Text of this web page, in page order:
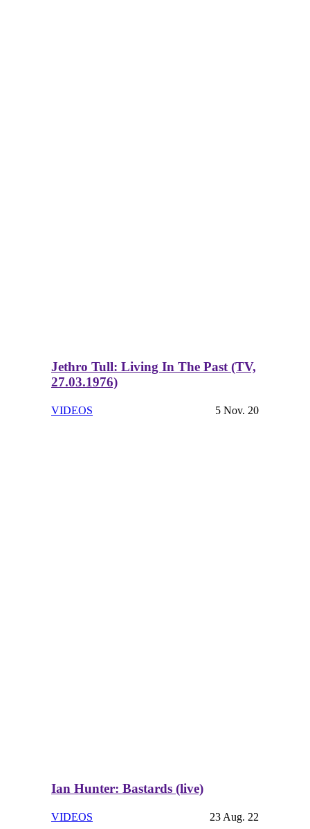
Jethro Tull: Living In The Past (TV,
27.03.1976)
VIDEOS 5 Nov. 20
Ian Hunter: Bastards (live)
VIDEOS 23 Aug. 22